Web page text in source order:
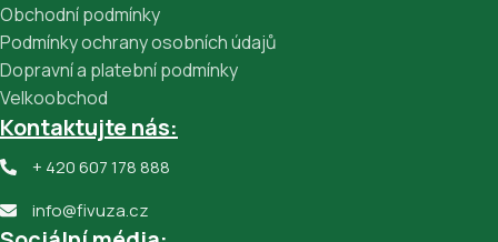
Obchodní podmínky
Podmínky ochrany osobních údajů
Dopravní a platební podmínky
Velkoobchod
Kontaktujte nás:
+ 420 607 178 888
info@fivuza.cz